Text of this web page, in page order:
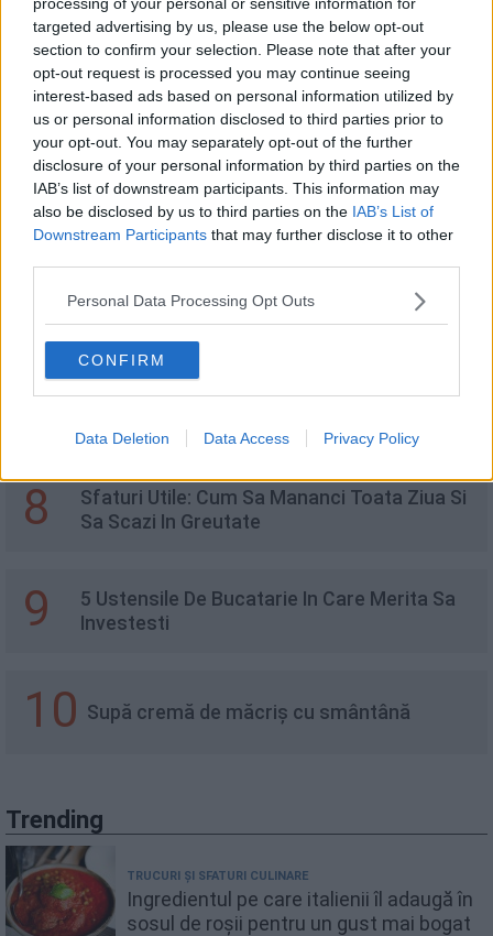
targeted advertising by us, please use the below opt-out
section to confirm your selection. Please note that after your
opt-out request is processed you may continue seeing
interest-based ads based on personal information utilized by
us or personal information disclosed to third parties prior to
your opt-out. You may separately opt-out of the further
disclosure of your personal information by third parties on the
IAB’s list of downstream participants. This information may
also be disclosed by us to third parties on the IAB’s List of
Downstream Participants that may further disclose it to other
Personal Data Processing Opt Outs
CONFIRM
Data Deletion Data Access Privacy Policy
4 Stufat cu limbă de porc
5 Dieta Ohsawa, 10 Zile Si Un Corp De Invidiat
Pizza keto cu blat de conopidă
7
8
Sfaturi Utile: Cum Sa Mananci Toata Ziua Si
Sa Scazi In Greutate
9
5 Ustensile De Bucatarie In Care Merita Sa
Investesti
10 Supă cremă de măcriș cu smântână
Trending
TRUCURI ȘI SFATURI CULINARE
Ingredientul pe care italienii îl adaugă în
sosul de roșii pentru un gust mai bogat